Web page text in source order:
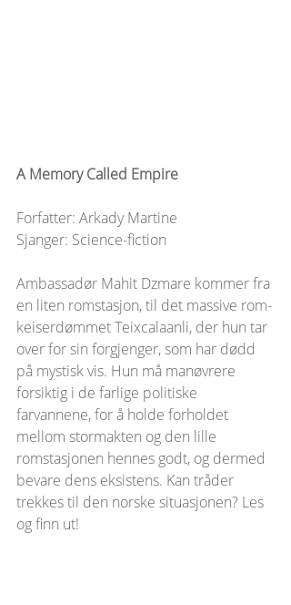
A Memory Called Empire
Forfatter: Arkady Martine
Sjanger: Science-fiction
Ambassadør Mahit Dzmare kommer fra
en liten romstasjon, til det massive rom-
keiserdømmet Teixcalaanli, der hun tar
over for sin forgjenger, som har dødd
på mystisk vis. Hun må manøvrere
forsiktig i de farlige politiske
farvannene, for å holde forholdet
mellom stormakten og den lille
romstasjonen hennes godt, og dermed
bevare dens eksistens. Kan tråder
trekkes til den norske situasjonen? Les
og finn ut!